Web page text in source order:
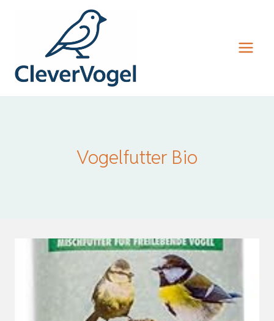
Vogelfutter Bio